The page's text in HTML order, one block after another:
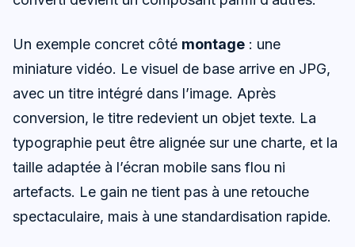
Un exemple concret côté montage : une
miniature vidéo. Le visuel de base arrive en JPG,
avec un titre intégré dans l’image. Après
conversion, le titre redevient un objet texte. La
typographie peut être alignée sur une charte, et la
taille adaptée à l’écran mobile sans flou ni
artefacts. Le gain ne tient pas à une retouche
spectaculaire, mais à une standardisation rapide.